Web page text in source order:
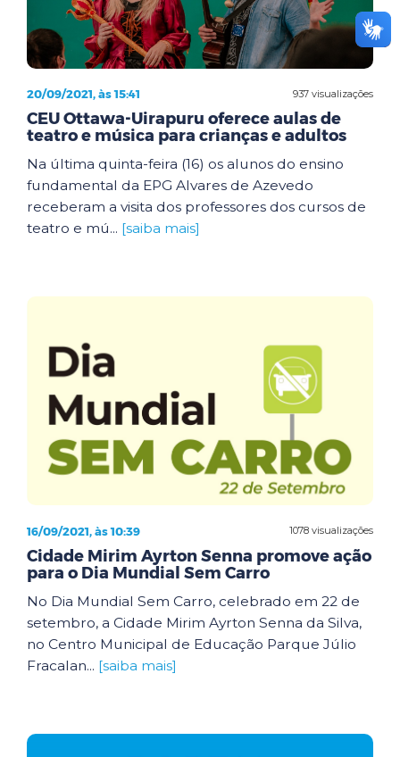
937 visualizações
20/09/2021, às 15:41
CEU Ottawa-Uirapuru oferece aulas de
teatro e música para crianças e adultos
Na última quinta-feira (16) os alunos do ensino
fundamental da EPG Alvares de Azevedo
receberam a visita dos professores dos cursos de
teatro e mú... [saiba mais]
1078 visualizações
16/09/2021, às 10:39
Cidade Mirim Ayrton Senna promove ação
para o Dia Mundial Sem Carro
No Dia Mundial Sem Carro, celebrado em 22 de
setembro, a Cidade Mirim Ayrton Senna da Silva,
no Centro Municipal de Educação Parque Júlio
Fracalan... [saiba mais]